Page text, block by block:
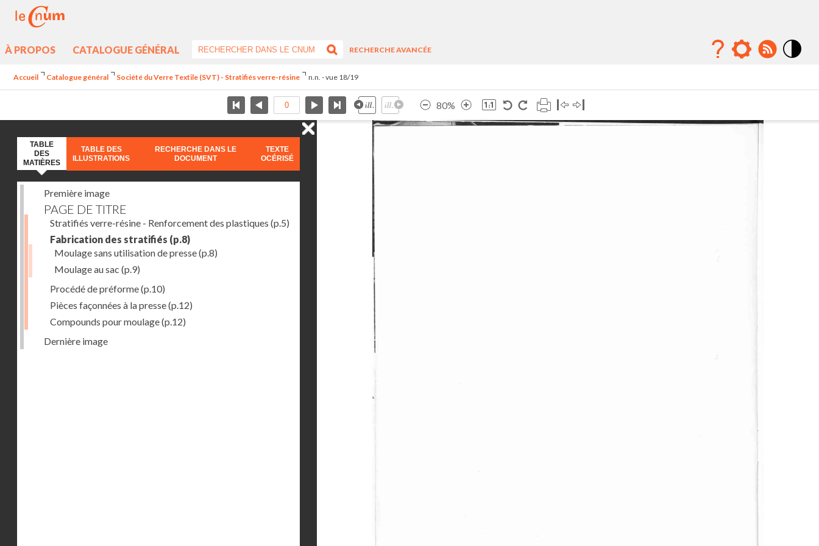
À PROPOS CATALOGUE GÉNÉRAL
RECHERCHE AVANCÉE
Accueil Catalogue général Société du Verre Textile (SVT) - Stratifiés verre-résine n.n. - vue 18/19
80%
TABLE
DES
MATIÈRES
TABLE DES
ILLUSTRATIONS
RECHERCHE DANS LE
DOCUMENT
TEXTE
OCÉRISÉ
Première image
PAGE DE TITRE
Stratifiés verre-résine - Renforcement des plastiques (p.5)
Fabrication des stratifiés (p.8)
Moulage sans utilisation de presse(p.8)
Moulage au sac (p.9)
Procédé de préforme(p.10)
Pièces façonnées à la presse(p.12)
Compounds pour moulage(p.12)
Dernière image